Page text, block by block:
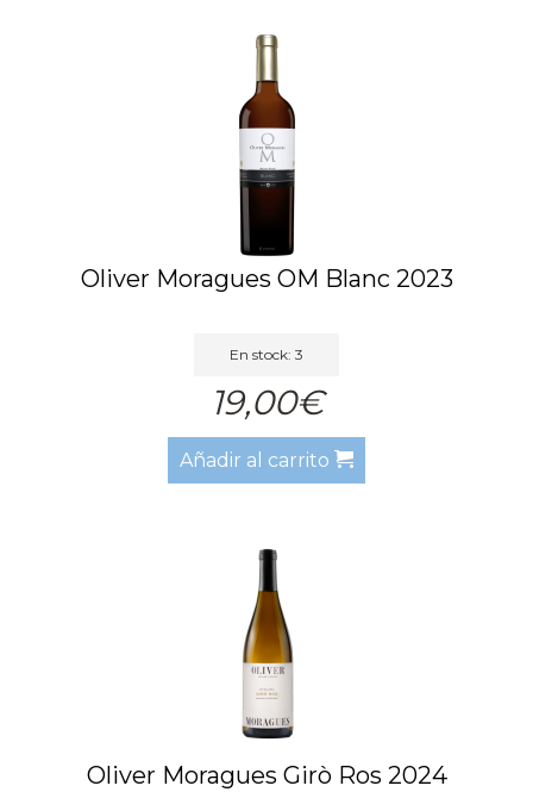
Oliver Moragues OM Blanc 2023
En stock: 3
19,00€
Añadir al carrito
Oliver Moragues Girò Ros 2024